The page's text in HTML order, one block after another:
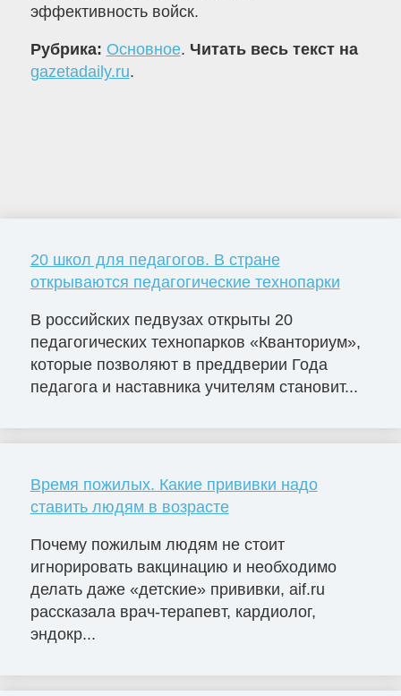
эффективность войск.
Рубрика: Основное. Читать весь текст на
gazetadaily.ru.
20 школ для педагогов. В стране
открываются педагогические технопарки
В российских педвузах открыты 20
педагогических технопарков «Кванториум»,
которые позволяют в преддверии Года
педагога и наставника учителям становит...
Время пожилых. Какие прививки надо
ставить людям в возрасте
Почему пожилым людям не стоит
игнорировать вакцинацию и необходимо
делать даже «детские» прививки, aif.ru
рассказала врач-терапевт, кардиолог,
эндокр...